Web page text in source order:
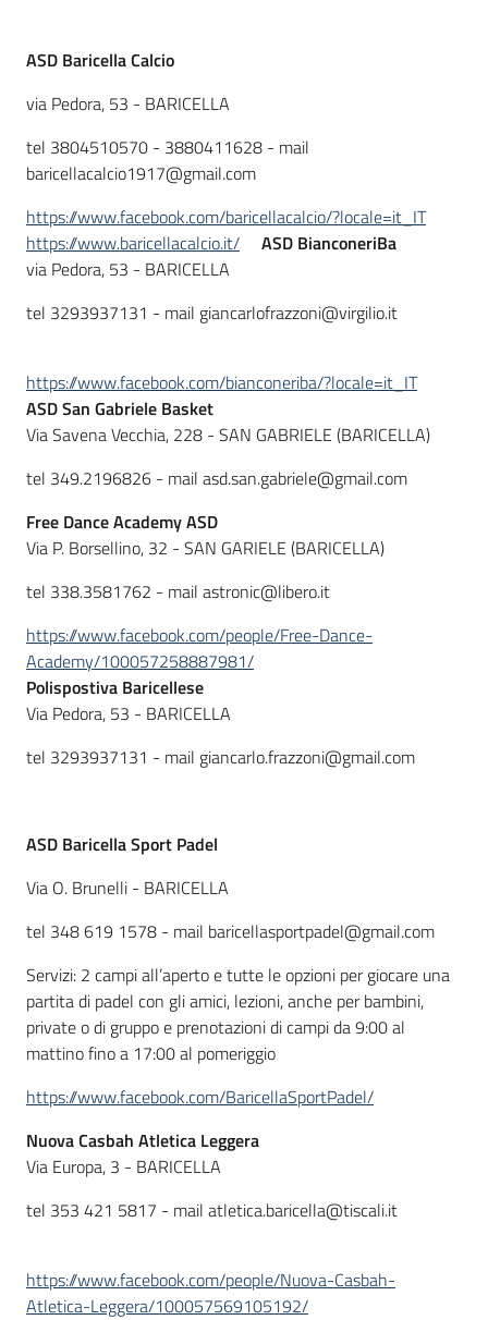
Newsletter
ASD Baricella Calcio
via Pedora, 53 - BARICELLA
tel 3804510570 - 3880411628 - mail
baricellacalcio1917@gmail.com
https://www.facebook.com/baricellacalcio/?locale=it_IT
https://www.baricellacalcio.it/
ASD BianconeriBa
via Pedora, 53 - BARICELLA
tel 3293937131 - mail giancarlofrazzoni@virgilio.it
https://www.facebook.com/bianconeriba/?locale=it_IT
ASD San Gabriele Basket
Via Savena Vecchia, 228 - SAN GABRIELE (BARICELLA)
tel 349.2196826 - mail asd.san.gabriele@gmail.com
Free Dance Academy ASD
Via P. Borsellino, 32 - SAN GARIELE (BARICELLA)
tel 338.3581762 - mail astronic@libero.it
https://www.facebook.com/people/Free-Dance-
Academy/100057258887981/
Polispostiva Baricellese
Via Pedora, 53 - BARICELLA
tel 3293937131 - mail giancarlo.frazzoni@gmail.com
ASD Baricella Sport Padel
Via O. Brunelli - BARICELLA
tel 348 619 1578 - mail baricellasportpadel@gmail.com
Servizi: 2 campi all’aperto e tutte le opzioni per giocare una
partita di padel con gli amici, lezioni, anche per bambini,
private o di gruppo e prenotazioni di campi da 9:00 al
mattino fino a 17:00 al pomeriggio
https://www.facebook.com/BaricellaSportPadel/
Nuova Casbah Atletica Leggera
Via Europa, 3 - BARICELLA
tel 353 421 5817 - mail atletica.baricella@tiscali.it
https://www.facebook.com/people/Nuova-Casbah-
Atletica-Leggera/100057569105192/